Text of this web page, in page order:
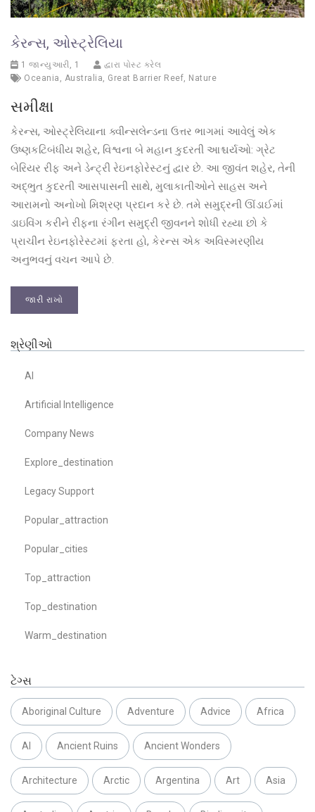
કેરન્સ, ઓસ્ટ્રેલિયા
1 જાન્યુઆરી, 1
દ્વારા પોસ્ટ કરેલ
Oceania , Australia, Great Barrier Reef, Nature
સમીક્ષા
કેરન્સ, ઓસ્ટ્રેલિયાના ક્વીન્સલેન્ડના ઉત્તર ભાગમાં આવેલું એક
ઉષ્ણકટિબંધીય શહેર, વિશ્વના બે મહાન કુદરતી આશ્ચર્યઓ: ગ્રેટ
બેરિયર રીફ અને ડેન્ટ્રી રેઇનફોરેસ્ટનું દ્વાર છે. આ જીવંત શહેર, તેની
અદ્ભુત કુદરતી આસપાસની સાથે, મુલાકાતીઓને સાહસ અને
આરામનો અનોખો મિશ્રણ પ્રદાન કરે છે. તમે સમુદ્રની ઊંડાઈમાં
ડાઇવિંગ કરીને રીફના રંગીન સમુદ્રી જીવનને શોધી રહ્યા છો કે
પ્રાચીન રેઇનફોરેસ્ટમાં ફરતા હો, કેરન્સ એક અવિસ્મરણીય
અનુભવનું વચન આપે છે.
જારી રાખો
શ્રેણીઓ
AI
Artificial Intelligence
Company News
Explore_destination
Legacy Support
Popular_attraction
Popular_cities
Top_attraction
Top_destination
Warm_destination
ટેગ્સ
Aboriginal Culture Adventure Advice Africa
AI Ancient Ruins Ancient Wonders
Architecture Arctic Argentina Art Asia